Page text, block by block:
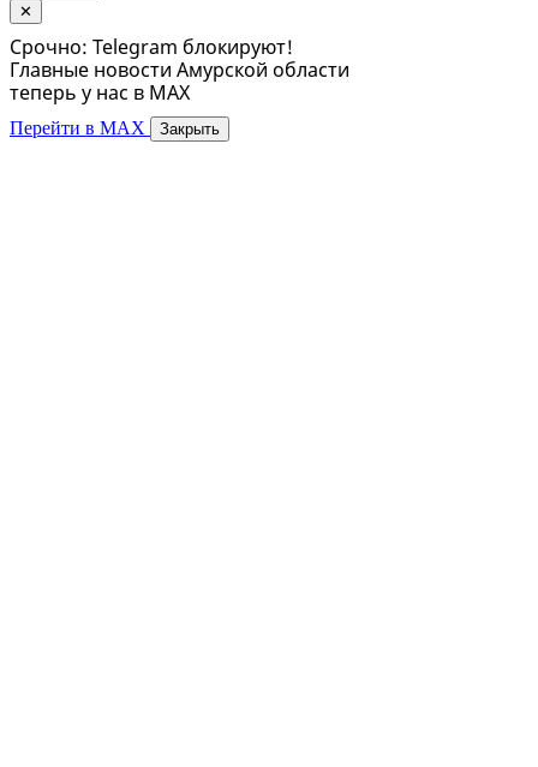
✕
Срочно: Telegram блокируют!
Главные новости Амурской области
теперь у нас в MAX
Перейти в MAX Закрыть